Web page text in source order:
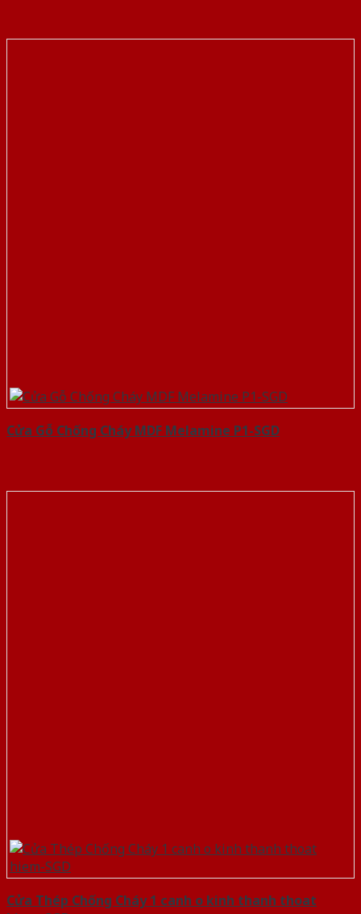
Cửa Gỗ Chống Cháy MDF Melamine P1-SGD
Cửa Thép Chống Cháy 1 canh o kinh thanh thoat